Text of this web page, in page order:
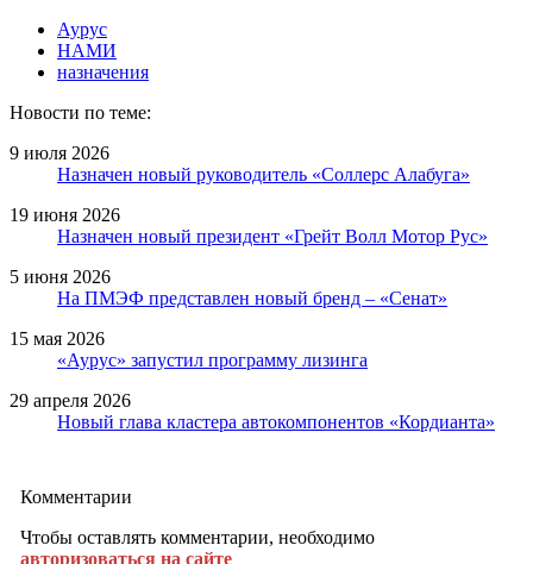
Аурус
НАМИ
назначения
Новости по теме:
9 июля 2026
Назначен новый руководитель «Соллерс Алабуга»
19 июня 2026
Назначен новый президент «Грейт Волл Мотор Рус»
5 июня 2026
На ПМЭФ представлен новый бренд – «Сенат»
15 мая 2026
«Аурус» запустил программу лизинга
29 апреля 2026
Новый глава кластера автокомпонентов «Кордианта»
Комментарии
Чтобы оставлять комментарии, необходимо
авторизоваться на сайте